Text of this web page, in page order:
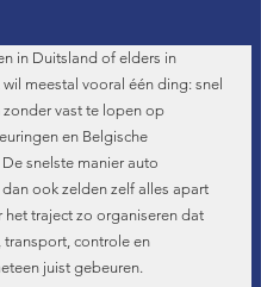
in Duitsland of elders in
meestal vooral één ding: snel
zonder vast te lopen op
en Belgische
snelste manier auto
ook zelden zelf alles apart
het traject zo organiseren dat
transport, controle en
juist gebeuren.